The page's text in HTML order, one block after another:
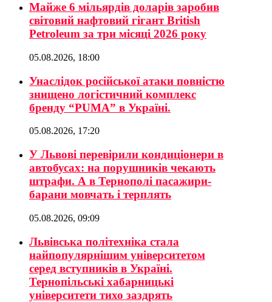
Майже 6 мільярдів доларів заробив
світовий нафтовий гігант British
Petroleum за три місяці 2026 року
05.08.2026, 18:00
Унаслідок російської атаки повністю
знищено логістичний комплекс
бренду “PUMA” в Україні.
05.08.2026, 17:20
У Львові перевірили кондиціонери в
автобусах: на порушників чекають
штрафи. А в Тернополі пасажири-
барани мовчать і терплять
05.08.2026, 09:09
Львівська політехніка стала
найпопулярнішим університетом
серед вступників в Україні.
Тернопільські хабарницькі
університети тихо заздрять